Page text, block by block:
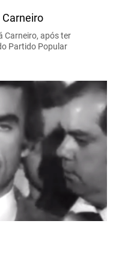
Carneiro, após ter
Partido Popular